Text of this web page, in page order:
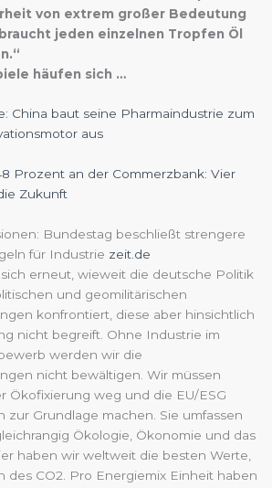
von extrem großer Bedeutung
jeden einzelnen Tropfen Öl
häufen sich …
China baut seine Pharmaindustrie zum
aus
Prozent an der Commerzbank: Vier
Zukunft
Bundestag beschließt strengere
für Industrie zeit.de
erneut, wieweit die deutsche Politik
und geomilitärischen
konfrontiert, diese aber hinsichtlich
nicht begreift. Ohne Industrie im
werden wir die
nicht bewältigen. Wir müssen
Ökofixierung weg und die EU/ESG
zur Grundlage machen. Sie umfassen
Ökologie, Ökonomie und das
haben wir weltweit die besten Werte,
des CO2. Pro Energiemix Einheit haben